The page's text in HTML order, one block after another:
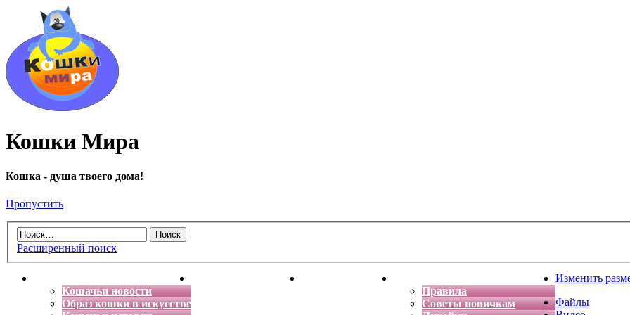
Кошки Мира
Кошка - душа твоего дома!
Пропустить
Расширенный поиск
Кошачьи новости
Образ кошки в искусстве
Энциклопедия кошек Детская фантазия
Правила
Советы новичкам
Изменить
Файлы